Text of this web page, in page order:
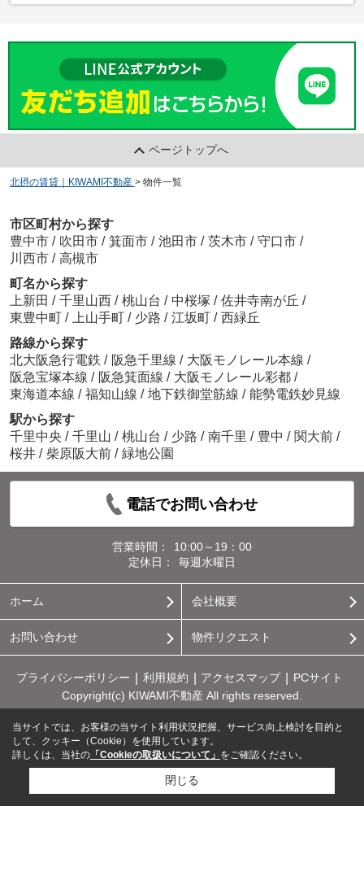
ページトップへ
北摂の賃貸｜KIWAMI不動産 > 物件一覧
市区町村から探す
豊中市 / 吹田市 / 箕面市 / 池田市 / 茨木市 / 守口市 /
川西市 / 高槻市
町名から探す
上新田 / 千里山西 / 桃山台 / 中桜塚 / 佐井寺南が丘 /
東豊中町 / 上山手町 / 少路 / 江坂町 / 西緑丘
路線から探す
北大阪急行電鉄 / 阪急千里線 / 大阪モノレール本線 /
阪急宝塚本線 / 阪急箕面線 / 大阪モノレール彩都 /
東海道本線 / 福知山線 / 地下鉄御堂筋線 / 能勢電鉄妙見線
駅から探す
千里中央 / 千里山 / 桃山台 / 少路 / 南千里 / 豊中 / 関大前 /
桜井 / 柴原阪大前 / 緑地公園
電話でお問い合わせ
営業時間：
10:00～19：00
定休日：
毎週水曜日
ホーム 会社概要
お問い合わせ 物件リクエスト
プライバシーポリシー 利用規約 アクセスマップ
PCサイト
Copyright(c) KIWAMI不動産 All rights reserved.
当サイトでは、お客様の当サイト利用状況把握、サービス向上検討を目的と
して、クッキー（Cookie）を使用しています。
詳しくは、当社の 「Cookieの取扱いについて」 をご確認ください。
閉じる